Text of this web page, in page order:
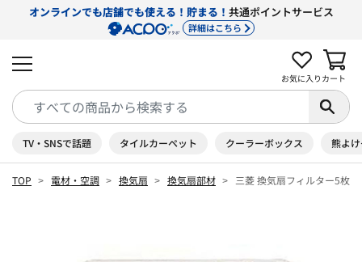
オンラインでも店舗でも使える！貯まる！ 共通ポイントサービス
詳細はこちら
お気に入り カート
TV・SNSで話題 タイルカーペット クーラーボックス 熊よ
TOP 電材・空調 換気扇 換気扇部材 三菱 換気扇フィルター5枚